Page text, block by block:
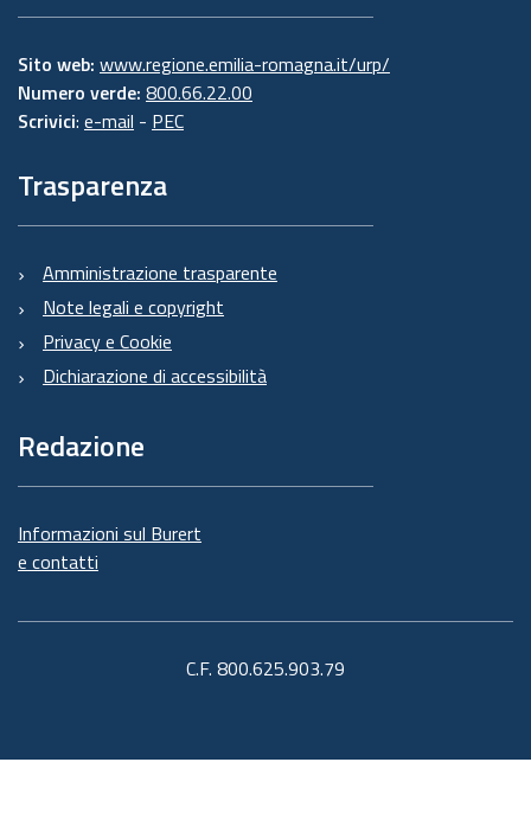
Sito web: www.regione.emilia-romagna.it/urp/
Numero verde: 800.66.22.00
Scrivici: e-mail - PEC
Trasparenza
Amministrazione trasparente
Note legali e copyright
Privacy e Cookie
Dichiarazione di accessibilità
Redazione
Informazioni sul Burert
e contatti
C.F. 800.625.903.79